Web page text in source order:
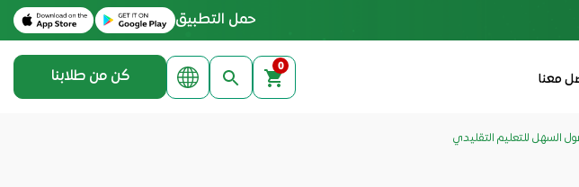
Download on the Apple App Store
Get it on Google Play
حمل التطبيق
معنا
0
كن من طلابنا
السهل للتعليم التقليدي